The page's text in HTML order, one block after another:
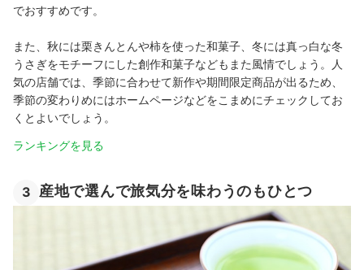
でおすすめです。
また、秋には栗きんとんや柿を使った和菓子、冬には真っ白な冬
うさぎをモチーフにした創作和菓子などもまた風情でしょう。人
気の店舗では、季節に合わせて新作や期間限定商品が出るため、
季節の変わりめにはホームページなどをこまめにチェックしてお
くとよいでしょう。
ランキングを見る
3 産地で選んで旅気分を味わうのもひとつ